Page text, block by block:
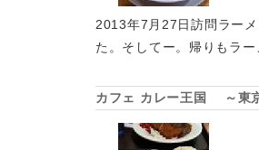
2013年7月27日訪問ラー
た。そしてー。帰りもラ
カフェ カレー王国 ～東